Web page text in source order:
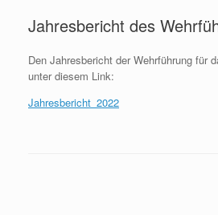
Jahresbericht des
Den Jahresbericht der Wehrführung für
unter diesem Link:
Jahresbericht_2022